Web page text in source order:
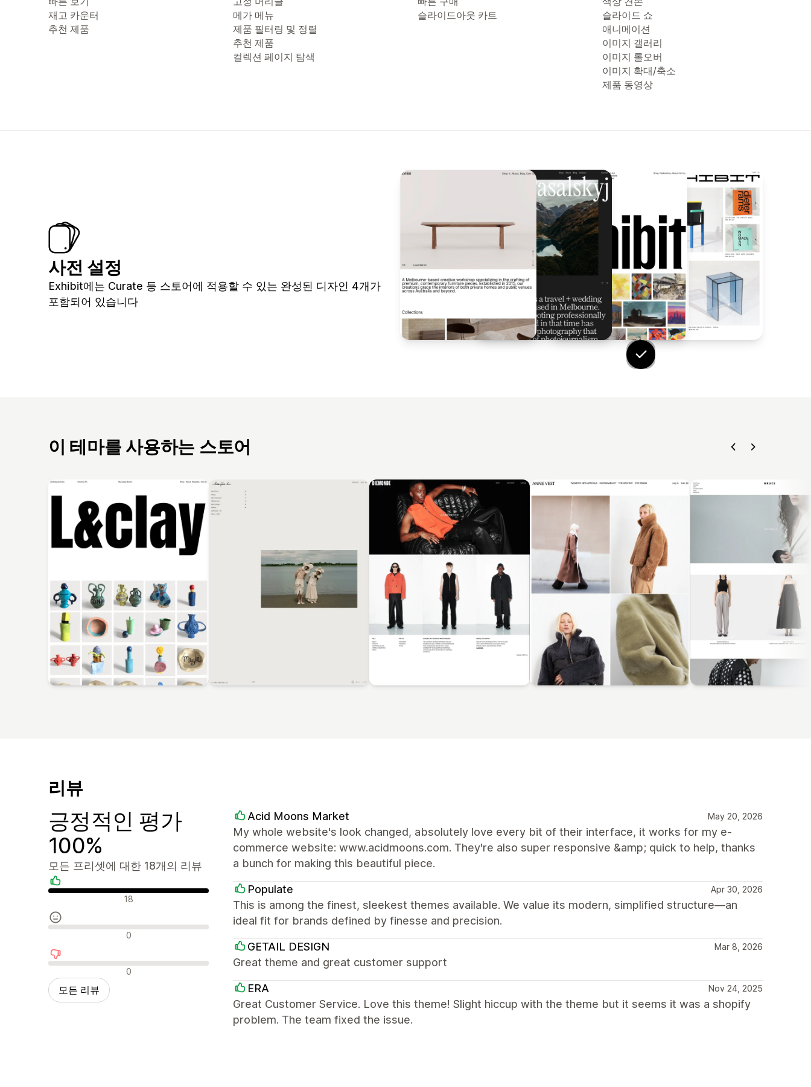
재고 카운터
추천 제품
메가 메뉴
제품 필터링 및 정렬
추천 제품
컬렉션 페이지 탐색
슬라이드아웃 카트
슬라이드 쇼
애니메이션
이미지 갤러리
이미지 롤오버
이미지 확대/축소
제품 동영상
사전 설정
Exhibit에는 Curate 등 스토어에 적용할 수 있는 완성된 디자인 4개가
포함되어 있습니다
이 테마를 사용하는 스토어
리뷰
긍정적인 평가
100%
모든 프리셋에 대한 18개의 리뷰
긍정적인 리뷰 18
중립적인 리뷰 0
부정적인 리뷰 0
모든 리뷰
Acid Moons Market May 20, 2026
My whole website's look changed, absolutely love every bit of their interface, it works for my e-
commerce website: www.acidmoons.com. They're also super responsive &amp; quick to help, thanks
a bunch for making this beautiful piece.
Populate Apr 30, 2026
This is among the finest, sleekest themes available. We value its modern, simplified structure—an
ideal fit for brands defined by finesse and precision.
GETAIL DESIGN Mar 8, 2026
Great theme and great customer support
ERA Nov 24, 2025
Great Customer Service. Love this theme! Slight hiccup with the theme but it seems it was a shopify
problem. The team fixed the issue.